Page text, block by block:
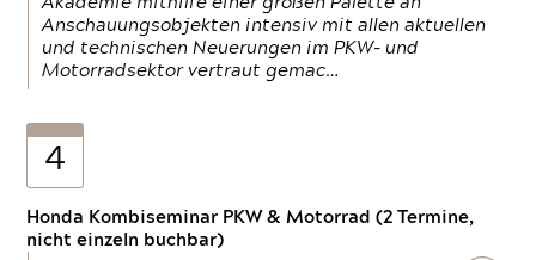
Anschauungsobjekten intensiv mit allen aktuellen
und technischen Neuerungen im PKW- und
Motorradsektor vertraut gemac…
4
Honda Kombiseminar PKW & Motorrad (2 Termine,
nicht einzeln buchbar)